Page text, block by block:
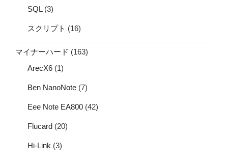
SQL(3)
スクリプト (16)
マイナーハード (163)
ArecX6 (1)
Ben NanoNote (7)
Eee Note EA800 (42)
Flucard (20)
Hi-Link (3)